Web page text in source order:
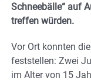
Schneebälle“ auf
treffen würden.
Vor Ort konnten
feststellen: Zwei
im Alter von 15